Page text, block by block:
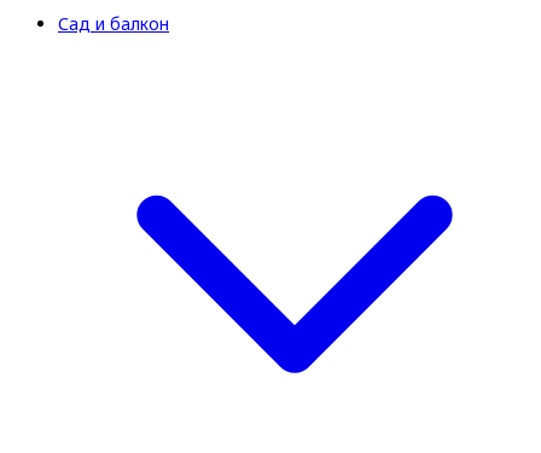
Сад и балкон